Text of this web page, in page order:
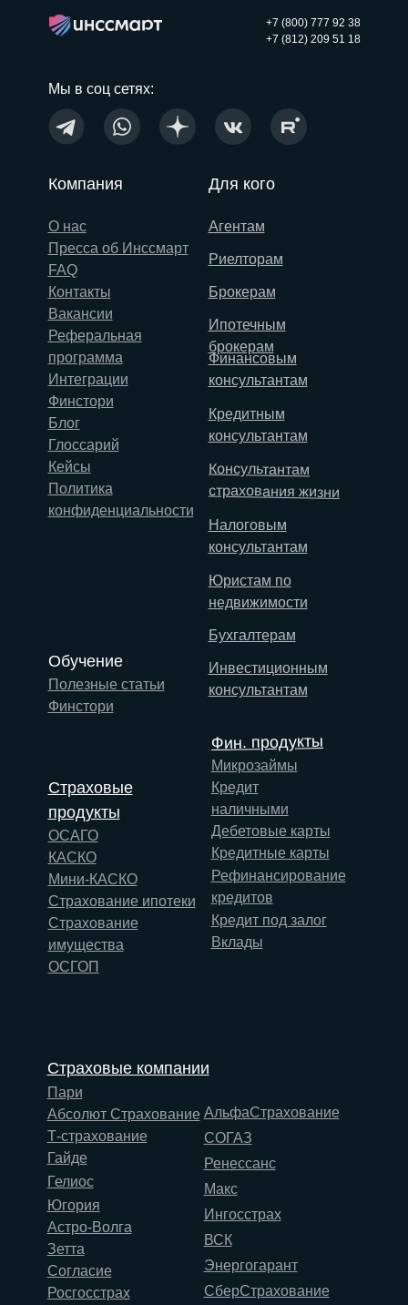
+7 (800) 777 92 38
+7 (812) 209 51 18
Мы в соц сетях:
Для кого
Агентам
Риелторам
Брокерам
Ипотечным
брокерам
Кредитным
консультантам
Консультантам
страхования жизни
Налоговым
консультантам
Инвестиционным
консультантам
Бухгалтерам
Юристам по
недвижимости
Финансовым
консультантам
Обучение
Полезные статьи
Финстори
АльфаСтрахование
СОГАЗ
Ренессанс
Макс
Ингосстрах
ВСК
Энергогарант
СберСтрахование
Страховые компании
Пари
Абсолют Страхование
Т-страхование
Гайде
Гелиос
Югория
Астро-Волга
Зетта
Согласие
Росгосстрах
Фин. продукты
Микрозаймы
Кредит
наличными
Дебетовые карты
Кредитные карты
Рефинансирование
кредитов
Кредит под залог
Вклады
Страховые
продукты
ОСАГО
КАСКО
Мини-КАСКО
Страхование ипотеки
Страхование
имущества
ОСГОП
Компания
О нас
Пресса об Инссмарт
FAQ
Контакты
Вакансии
Реферальная
программа
Интеграции
Финстори
Блог
Глоссарий
Кейсы
Политика
конфиденциальности